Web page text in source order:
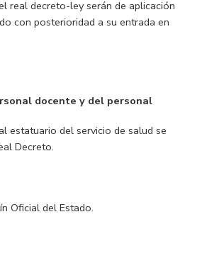
real decreto-ley serán de aplicación
con posterioridad a su entrada en
docente y del personal
estatuario del servicio de salud se
Decreto.
Oficial del Estado.